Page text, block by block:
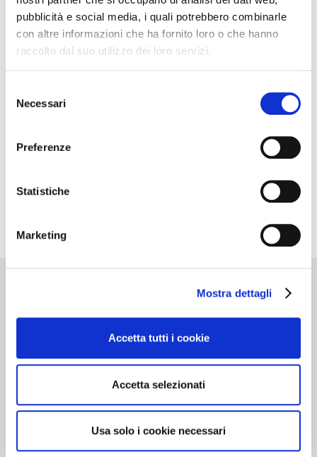
pubblicità e social media, i quali potrebbero combinarle
con altre informazioni che ha fornito loro o che hanno
raccolto dal suo utilizzo dei loro servizi.
delNecessari
Preferenze
Statistiche
Marketing
Mostra dettagli
Accetta tutti i cookie
Accetta selezionati
Usa solo i cookie necessari
viaggio”. Oltre 700 realtà recensite, con
curiosità, eventi da vivere e i vini da gustare in